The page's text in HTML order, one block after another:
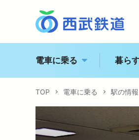
電車に乗る 暮ら
TOP 電車に乗る 駅の情